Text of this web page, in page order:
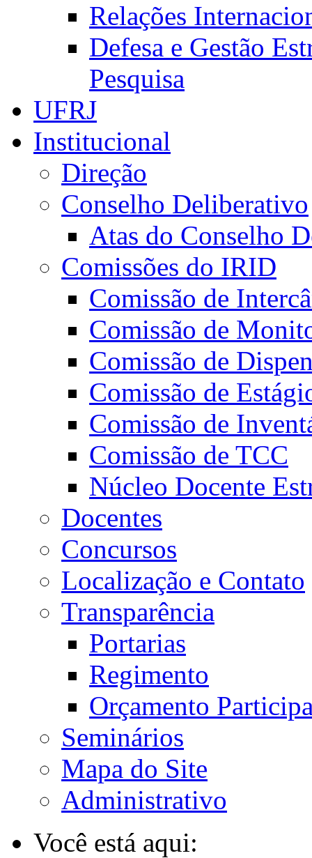
Relações
Defesa e Gestão
Pesquisa
UFRJ
Institucional
Direção
Conselho Deliberativo
Atas do Conselho
Comissões do IRID
Comissão de
Comissão de
Comissão de
Comissão de
Comissão de
Comissão de TCC
Núcleo Docente
Docentes
Concursos
Localização e Contato
Transparência
Portarias
Regimento
Orçamento
Seminários
Mapa do Site
Administrativo
Você está aqui: